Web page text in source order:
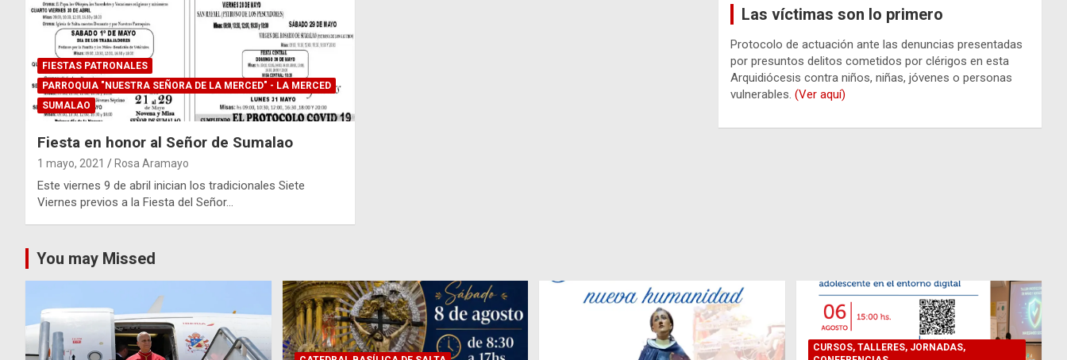
FIESTAS PATRONALES
PARROQUIA "NUESTRA SEÑORA DE LA MERCED" - LA MERCED
SUMALAO
Fiesta en honor al Señor de Sumalao
1 mayo, 2021 Rosa Aramayo
Este viernes 9 de abril inician los tradicionales Siete
Viernes previos a la Fiesta del Señor…
Las víctimas son lo primero
Protocolo de actuación ante las denuncias presentadas
por presuntos delitos cometidos por clérigos en esta
Arquidiócesis contra niños, niñas, jóvenes o personas
vulnerables.(Ver aquí)
You may Missed
CURSOS, TALLERES, JORNADAS,